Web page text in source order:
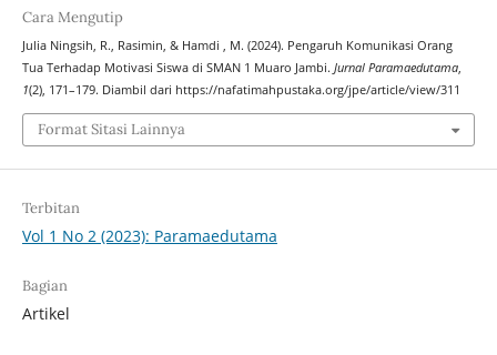
Cara Mengutip
Julia Ningsih, R., Rasimin, & Hamdi , M. (2024). Pengaruh Komunikasi Orang
Tua Terhadap Motivasi Siswa di SMAN 1 Muaro Jambi. Jurnal Paramaedutama,
1(2), 171–179. Diambil dari https://nafatimahpustaka.org/jpe/article/view/311
Format Sitasi Lainnya
Terbitan
Vol 1 No 2 (2023): Paramaedutama
Bagian
Artikel